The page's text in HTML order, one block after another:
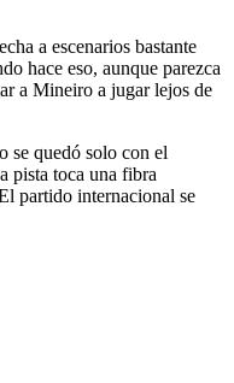
a escenarios bastante
hace eso, aunque parezca
a Mineiro a jugar lejos de
se quedó solo con el
pista toca una fibra
partido internacional se